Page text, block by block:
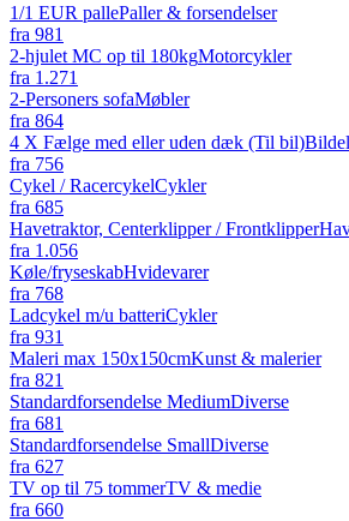
1/1 EUR pallePaller & forsendelser
fra 981
2-hjulet MC op til 180kgMotorcykler
fra 1.271
2-Personers sofaMøbler
fra 864
4 X Fælge med eller uden dæk (Til bil)
fra 756
Cykel / RacercykelCykler
fra 685
Havetraktor, Centerklipper / Frontklipper
fra 1.056
Køle/fryseskabHvidevarer
fra 768
Ladcykel m/u batteriCykler
fra 931
Maleri max 150x150cmKunst & malerier
fra 821
Standardforsendelse MediumDiverse
fra 681
Standardforsendelse SmallDiverse
fra 627
TV op til 75 tommerTV & medie
fra 660